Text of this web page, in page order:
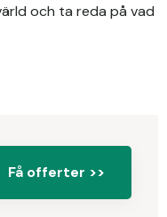
och ta reda på vad
Få offerter >>